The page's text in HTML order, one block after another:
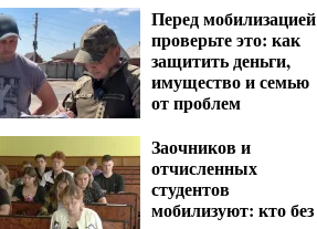
Перед мобилизацией
проверьте это: как
защитить деньги,
имущество и семью
от проблем
Заочников и
отчисленных
студентов
мобилизуют: кто без